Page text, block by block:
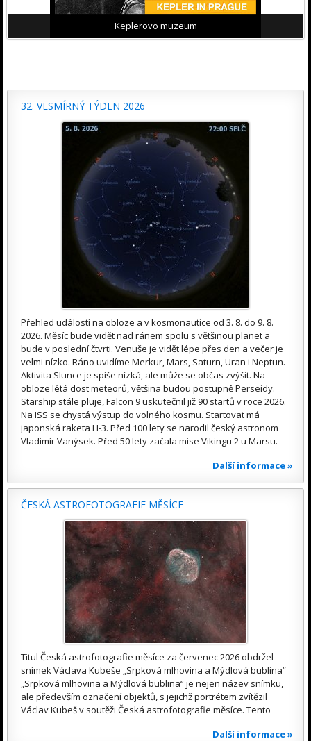
Keplerovo muzeum
32. VESMÍRNÝ TÝDEN 2026
Přehled událostí na obloze a v kosmonautice od 3. 8. do 9. 8.
2026. Měsíc bude vidět nad ránem spolu s většinou planet a
bude v poslední čtvrti. Venuše je vidět lépe přes den a večer je
velmi nízko. Ráno uvidíme Merkur, Mars, Saturn, Uran i Neptun.
Aktivita Slunce je spíše nízká, ale může se občas zvýšit. Na
obloze létá dost meteorů, většina budou postupně Perseidy.
Starship stále pluje, Falcon 9 uskutečnil již 90 startů v roce 2026.
Na ISS se chystá výstup do volného kosmu. Startovat má
japonská raketa H-3. Před 100 lety se narodil český astronom
Vladimír Vanýsek. Před 50 lety začala mise Vikingu 2 u Marsu.
Další informace »
ČESKÁ ASTROFOTOGRAFIE MĚSÍCE
Titul Česká astrofotografie měsíce za červenec 2026 obdržel
snímek Václava Kubeše „Srpková mlhovina a Mýdlová bublina“
„Srpková mlhovina a Mýdlová bublina“ je nejen název snímku,
ale především označení objektů, s jejichž portrétem zvítězil
Václav Kubeš v soutěži Česká astrofotografie měsíce. Tento
Další informace »